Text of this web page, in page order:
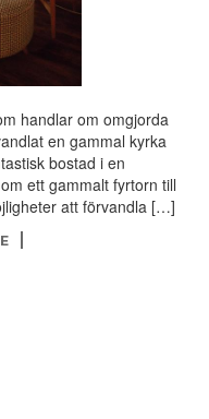
handlar om omgjorda
en gammal kyrka
bostad i en
ett gammalt fyrtorn till
att förvandla […]